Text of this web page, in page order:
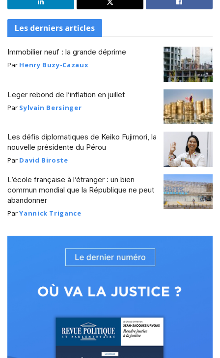
Les derniers articles
Immobilier neuf : la grande déprime
Par Henry Buzy-Cazaux
Leger rebond de l’inflation en juillet
Par Sylvain Bersinger
Les défis diplomatiques de Keiko Fujimori, la
nouvelle présidente du Pérou
Par David Biroste
L’école française à l’étranger : un bien
commun mondial que la République ne peut
abandonner
ParYannick Trigance